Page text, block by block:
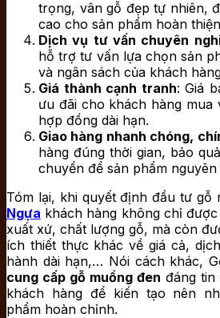
trọng, vân gỗ đẹp tự nhiên,
cao cho sản phẩm hoàn
Dịch vụ tư vấn chuyên
hỗ trợ tư vấn lựa chọn sản
và ngân sách của khách
Giá thành cạnh tranh: Giá
ưu đãi cho khách hàng mua
hợp đồng dài hạn.
Giao hàng nhanh chóng,
hàng đúng thời gian, bảo
chuyển để sản phẩm
Tóm lại, khi quyết định đầu tư gỗ
Ngựa khách hàng không chỉ
xuất xứ, chất lượng gỗ, mà còn
ích thiết thực khác về giá cả,
hành dài hạn,… Nói cách khác,
cung cấp gỗ muồng đen đáng tin
khách hàng để kiến tạo nên
phẩm hoàn chỉnh.